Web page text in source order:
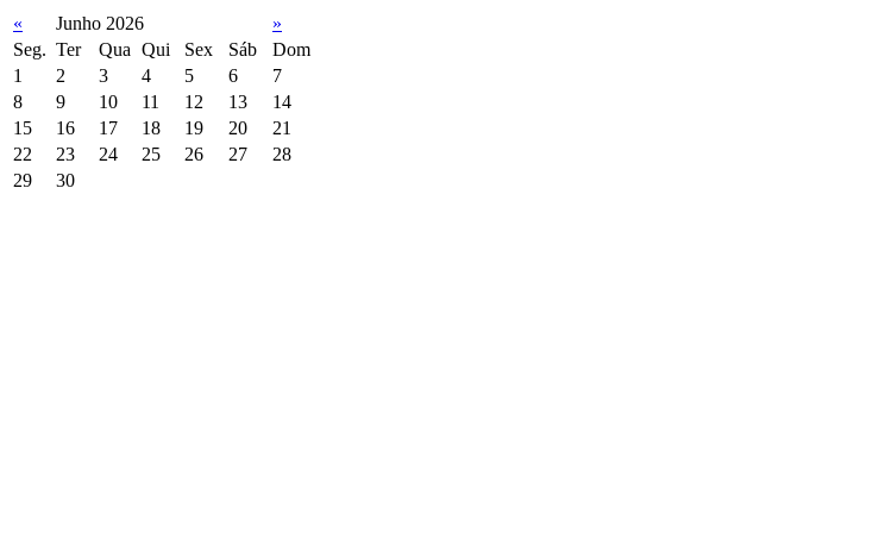
« Junho 2026
»
Seg. Ter Qua Qui Sex Sáb
Dom
1
2 3 4 5 6
7
8
9 10 11 12 13
14
15
16 17 18 19 20
21
22
23 24 25 26 27
28
29
30